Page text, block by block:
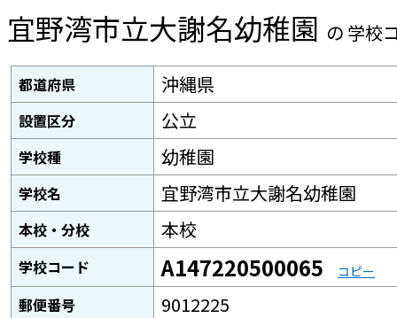
宜野湾市立大謝名幼稚園 の 学校
都道府県 沖縄県
設置区分 公立
学校種 幼稚園
学校名 宜野湾市立大謝名幼稚園
本校・分校 本校
学校コード A147220500065 コピー
郵便番号 9012225